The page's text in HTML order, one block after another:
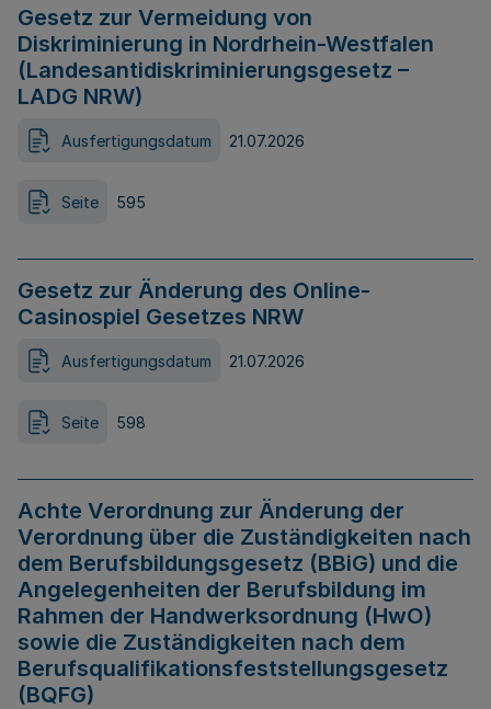
Gesetz zur Vermeidung von
Diskriminierung in Nordrhein-Westfalen
(Landesantidiskriminierungsgesetz –
LADG NRW)
Ausfertigungsdatum 21.07.2026
Seite 595
Gesetz zur Änderung des Online-
Casinospiel Gesetzes NRW
Ausfertigungsdatum 21.07.2026
Seite 598
Achte Verordnung zur Änderung der
Verordnung über die Zuständigkeiten nach
dem Berufsbildungsgesetz (BBiG) und die
Angelegenheiten der Berufsbildung im
Rahmen der Handwerksordnung (HwO)
sowie die Zuständigkeiten nach dem
Berufsqualifikationsfeststellungsgesetz
(BQFG)